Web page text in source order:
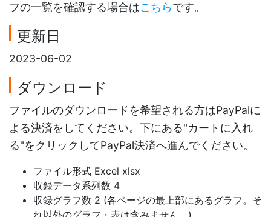
フの一覧を確認する場合はこちらです。
更新日
2023-06-02
ダウンロード
ファイルのダウンロードを希望される方はPayPalに
よる決済をしてください。下にある"カートに入れ
る"をクリックしてPayPal決済へ進んでください。
ファイル形式 Excel xlsx
収録データ系列数 4
収録グラフ数 2 (各ページの最上部にあるグラフ。そ